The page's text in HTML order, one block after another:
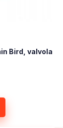
Bird, valvola